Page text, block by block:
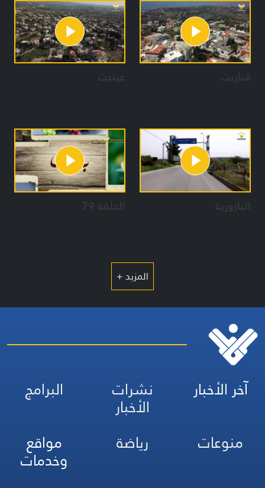
قناريت عيتيت
البازورية الحلقة 79
المزيد +
آخر الأخبار نشرات
الأخبار
البرامج
منوعات
رياضة مواقع
وخدمات